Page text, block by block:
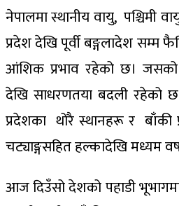
नेपालमा स्थानीय वायु, पश्चिमी
प्रदेश देखि पूर्वी बङ्गलादेश सम्म
आंशिक प्रभाव रहेको छ।
देखि साधरणतया बदली रहेको
प्रदेशका थोरै स्थानहरू र बाँकी
चट्याङ्गसहित हल्कादेखि मध्यम
आज दिउँसो देशको पहाडी